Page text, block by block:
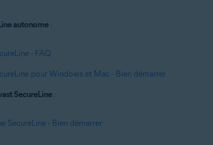
autonome :
- FAQ
pour Windows et Mac - Bien démarrer
SecureLine:
SecureLine - Bien démarrer